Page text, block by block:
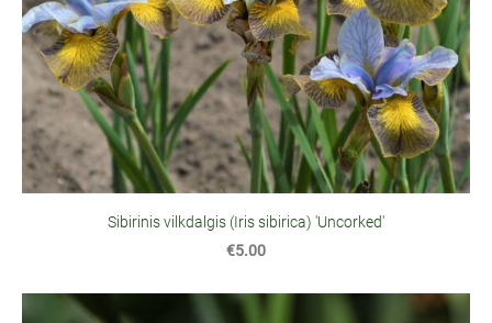
Sibirinis vilkdalgis (Iris sibirica) 'Uncorked'
€5.00